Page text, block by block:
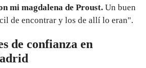
mi magdalena de Proust. Un buen
de encontrar y los de allí lo eran".
de confianza en